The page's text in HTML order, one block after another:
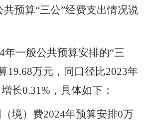
共预算“三公”经费支出情况说
年一般公共预算安排的“三
19.68万元，同口径比2023年
长0.31%，具体如下：
境）费2024年预算安排0万